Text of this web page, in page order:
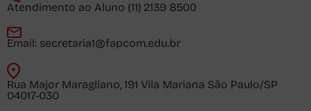
Atendimento ao Aluno (11) 2139 8500
Email: secretaria1@fapcom.edu.br
Rua Major Maragliano, 191 Vila Mariana São Paulo/SP
04017-030